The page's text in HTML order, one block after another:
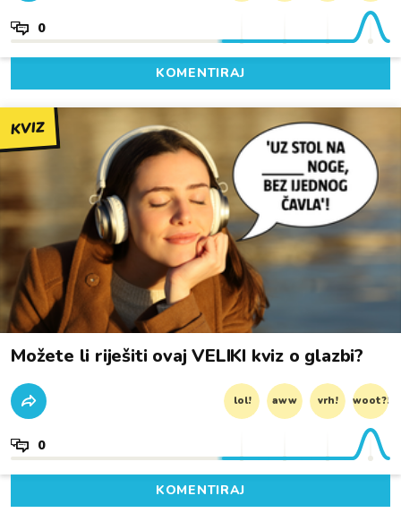
0
KOMENTIRAJ
KVIZ
Možete li riješiti ovaj VELIKI kviz o glazbi?
lol! aww vrh! woot?!
0
KOMENTIRAJ